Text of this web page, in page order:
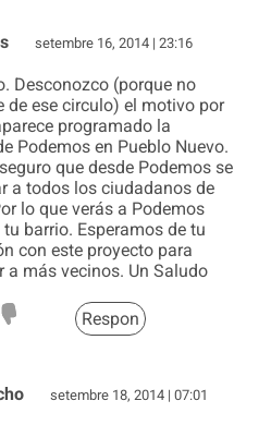
setembre 16, 2014 | 23:16
Desconozco (porque no
de ese circulo) el motivo por
programado la
Podemos en Pueblo Nuevo.
que desde Podemos se
a todos los ciudadanos de
lo que verás a Podemos
barrio. Esperamos de tu
con este proyecto para
a más vecinos. Un Saludo
Respon
setembre 18, 2014 | 07:01